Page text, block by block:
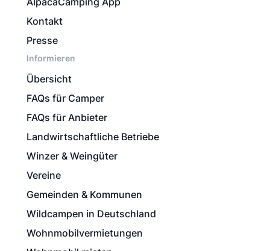
Kontakt
Presse
Informieren
Übersicht
FAQs für Camper
FAQs für Anbieter
Landwirtschaftliche Betriebe
Winzer & Weingüter
Vereine
Gemeinden & Kommunen
Wildcampen in Deutschland
Wohnmobilvermietungen